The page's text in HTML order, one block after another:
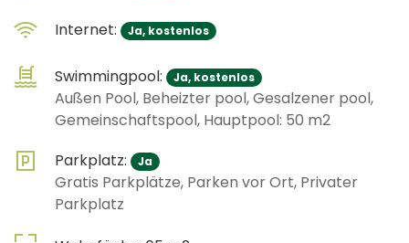
Internet: Ja, kostenlos
Swimmingpool: Ja, kostenlos
Außen Pool, Beheizter pool, Gesalzener pool,
Gemeinschaftspool, Hauptpool: 50 m2
Parkplatz:
Ja
Gratis Parkplätze, Parken vor Ort, Privater
Parkplatz